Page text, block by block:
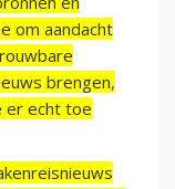
om aandacht
brengen,
er echt toe